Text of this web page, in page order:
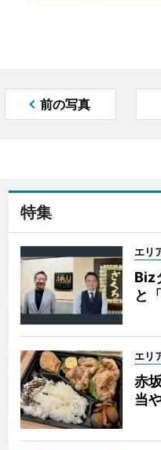
前の写真
特集
エリ
Biz
と
エリ
赤
当